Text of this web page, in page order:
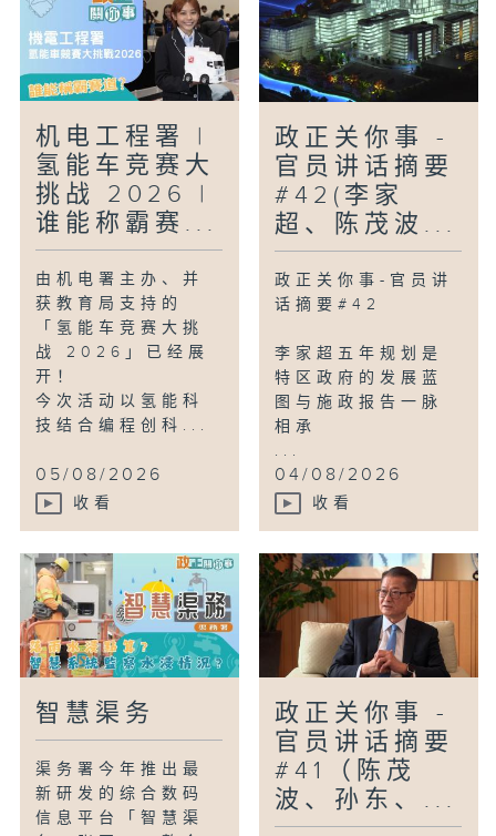
机电工程署 |
氢能车竞赛大
挑战 2026 |
谁能称霸赛...
由机电署主办、并
获教育局支持的
「氢能车竞赛大挑
战 2026」已经展
开！
今次活动以氢能科
技结合编程创科...
05/08/2026
收看
政正关你事 -
官员讲话摘要
#42(李家
超、陈茂波...
政正关你事-官员讲
话摘要#42
李家超五年规划是
特区政府的发展蓝
图与施政报告一脉
相承
...
04/08/2026
收看
智慧渠务
渠务署今年推出最
新研发的综合数码
信息平台「智慧渠
政正关你事 -
官员讲话摘要
#41（陈茂
波、孙东、...